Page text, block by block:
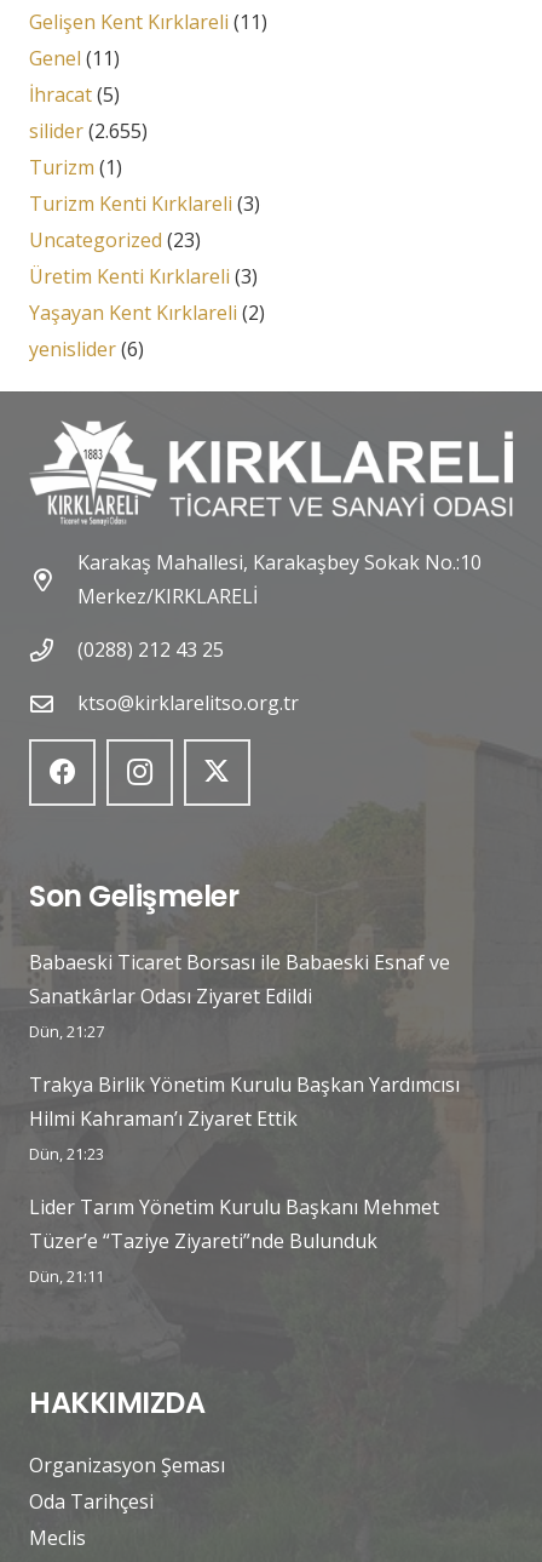
Gelişen Kent Kırklareli (11)
Genel (11)
İhracat(5)
silider(2.655)
Turizm (1)
Turizm Kenti Kırklareli (3)
Uncategorized (23)
Üretim Kenti Kırklareli (3)
Yaşayan Kent Kırklareli (2)
yenislider(6)
Karakaş Mahallesi, Karakaşbey Sokak No.:10
Merkez/KIRKLARELİ
(0288) 212 43 25
ktso@kirklarelitso.org.tr
Son Gelişmeler
Babaeski Ticaret Borsası ile Babaeski Esnaf ve
Sanatkârlar Odası Ziyaret Edildi
Dün, 21:27
Trakya Birlik Yönetim Kurulu Başkan Yardımcısı
Hilmi Kahraman’ı Ziyaret Ettik
Dün, 21:23
Lider Tarım Yönetim Kurulu Başkanı Mehmet
Tüzer’e “Taziye Ziyareti”nde Bulunduk
Dün, 21:11
HAKKIMIZDA
Organizasyon Şeması
Oda Tarihçesi
Meclis